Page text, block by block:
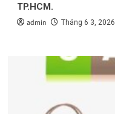
TP.HCM.
admin Tháng 6 3, 2026